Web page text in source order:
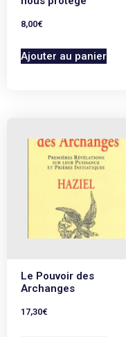
8,00€
Ajouter au panier
Le Pouvoir des
Archanges
17,30€